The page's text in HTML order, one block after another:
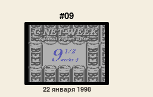
#09
22 января 1998